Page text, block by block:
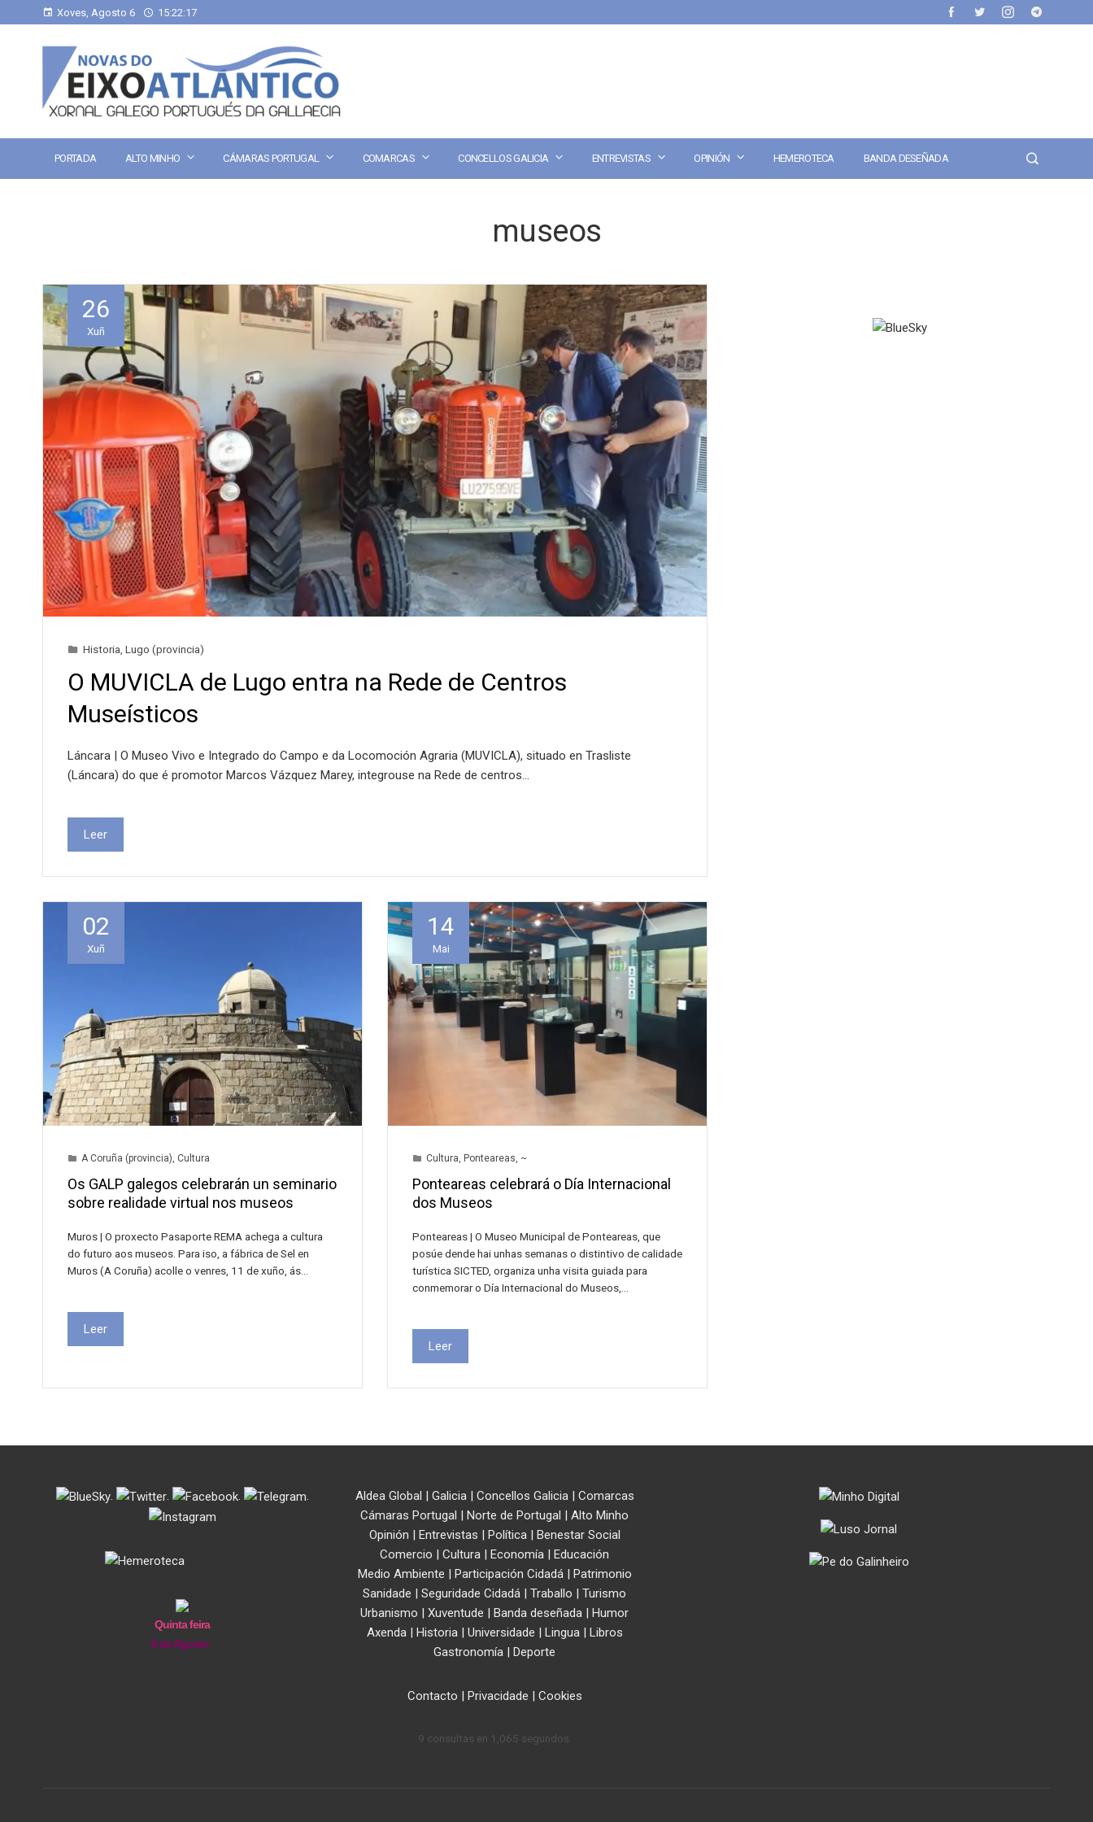
Xoves, Agosto 6 15:22:18
PORTADA ALTO MINHO CÁMARAS PORTUGAL COMARCAS CONCELLOS GALICIA ENTREVISTAS OPINIÓN HEMEROTECA BANDA DESEÑADA
museos
26
Xuñ
Historia Lugo (provincia)
O MUVICLA de Lugo entra na Rede de Centros
Museísticos
Láncara | O Museo Vivo e Integrado do Campo e da Locomoción Agraria (MUVICLA), situado en Trasliste
(Láncara) do que é promotor Marcos Vázquez Marey, integrouse na Rede de centros…
Leer
02
Xuñ
A Coruña (provincia) Cultura
Os GALP galegos celebrarán un seminario
sobre realidade virtual nos museos
Muros | O proxecto Pasaporte REMA achega a cultura
do futuro aos museos. Para iso, a fábrica de Sel en
Muros (A Coruña) acolle o venres, 11 de xuño, ás…
Leer
14
Mai
Cultura Ponteareas ~
Ponteareas celebrará o Día Internacional
dos Museos
Ponteareas | O Museo Municipal de Ponteareas, que
posúe dende hai unhas semanas o distintivo de calidade
turística SICTED, organiza unha visita guiada para
conmemorar o Día Internacional do Museos,…
Leer
. . . .
Quinta feira
6 de Agosto
Aldea Global | Galicia| Concellos Galicia| Comarcas
Cámaras Portugal | Norte de Portugal | Alto Minho
Opinión | Entrevistas | Política| Benestar Social
Comercio | Cultura | Economía | Educación
Medio Ambiente | Participación Cidadá| Patrimonio
Sanidade | Seguridade Cidadá | Traballo | Turismo
Urbanismo | Xuventude | Banda deseñada | Humor
Axenda| Historia| Universidade | Lingua| Libros
Gastronomía | Deporte
Contacto | Privacidade | Cookies
9 consultas en 1,065 segundos.